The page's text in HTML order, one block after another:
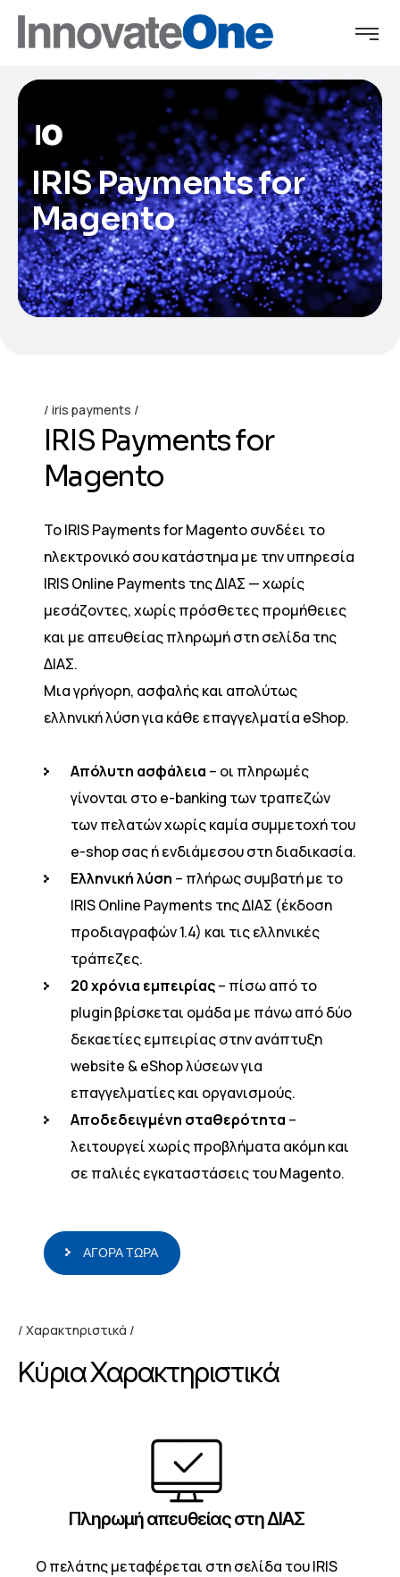
IRIS Payments for
Magento
iris payments
IRIS Paymentsfor
Magento
Το IRIS Payments for Magento συνδέει το
ηλεκτρονικό σου κατάστημα με την υπηρεσία
IRIS Online Payments της ΔΙΑΣ — χωρίς
μεσάζοντες, χωρίς πρόσθετες προμήθειες
και με απευθείας πληρωμή στη σελίδα της
ΔΙΑΣ.
Μια γρήγορη, ασφαλής και απολύτως
ελληνική λύση για κάθε επαγγελματία eShop.
Απόλυτη ασφάλεια – οι πληρωμές
γίνονται στο e-banking των τραπεζών
των πελατών χωρίς καμία συμμετοχή του
e-shop σας ή ενδιάμεσου στη διαδικασία.
Ελληνική λύση – πλήρως συμβατή με το
IRIS Online Payments της ΔΙΑΣ (έκδοση
προδιαγραφών 1.4) και τις ελληνικές
τράπεζες.
20 χρόνια εμπειρίας– πίσω από το
plugin βρίσκεται ομάδα με πάνω από δύο
δεκαετίες εμπειρίας στην ανάπτυξη
website & eShop λύσεων για
επαγγελματίες και οργανισμούς.
Αποδεδειγμένη σταθερότητα –
λειτουργεί χωρίς προβλήματα ακόμη και
σε παλιές εγκαταστάσεις του Magento.
ΑΓΟΡΑ ΤΩΡΑ
Χαρακτηριστικά
Κύρια Χαρακτηριστικά
Πληρωμή απευθείας στη ΔΙΑΣ
O πελάτης μεταφέρεται στη σελίδα του IRIS